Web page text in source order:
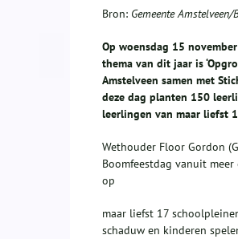
Bron: Gemeente Amstelveen/
Op woensdag 15
thema van dit jaar is
Amstelveen samen met
deze dag planten 150
leerlingen van maar liefst
Wethouder Floor Gordon
Boomfeestdag vanuit
op
maar liefst 17
schaduw en kinderen